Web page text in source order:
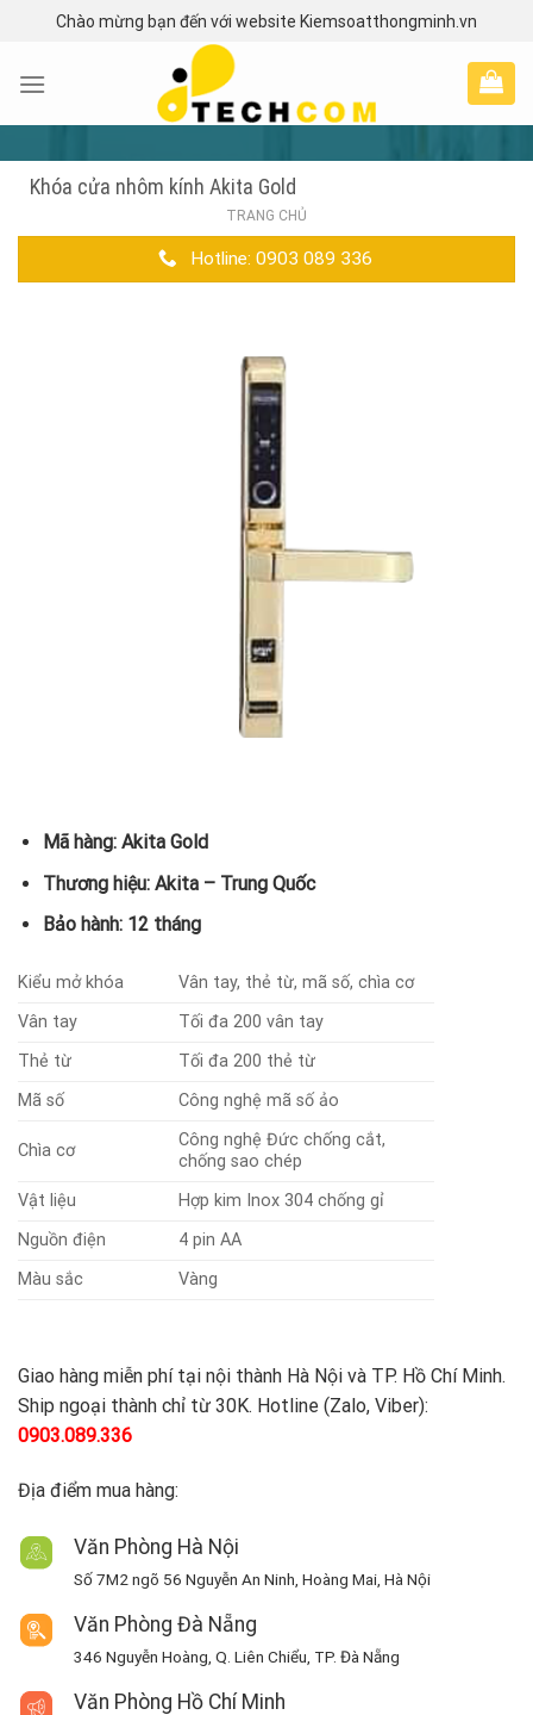
content
Chào mừng bạn đến với website Kiemsoatthongminh.vn
Khóa cửa nhôm kính Akita Gold
TRANG CHỦ
Hotline: 0903 089 336
Mã hàng: Akita Gold
Thương hiệu: Akita – Trung Quốc
Bảo hành: 12 tháng
Kiểu mở khóa
Vân tay, thẻ từ, mã số, chìa cơ
Vân tay
Tối đa 200 vân tay
Thẻ từ
Tối đa 200 thẻ từ
Mã số
Công nghệ mã số ảo
Chìa cơ
Công nghệ Đức chống cắt,
chống sao chép
Vật liệu
Hợp kim Inox 304 chống gỉ
Nguồn điện
4 pin AA
Màu sắc
Vàng
Giao hàng miễn phí tại nội thành Hà Nội và TP. Hồ Chí Minh.
Ship ngoại thành chỉ từ 30K. Hotline (Zalo, Viber):
0903.089.336
Địa điểm mua hàng:
Văn Phòng Hà Nội
Số 7M2 ngõ 56 Nguyễn An Ninh, Hoàng Mai, Hà Nội
Văn Phòng Đà Nẵng
346 Nguyễn Hoàng, Q. Liên Chiểu, TP. Đà Nẵng
Văn Phòng Hồ Chí Minh